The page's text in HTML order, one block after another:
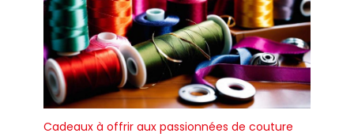
Cadeaux à offrir aux passionnées de couture